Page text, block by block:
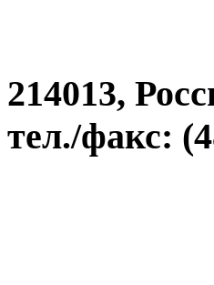
214013,
тел./факс: